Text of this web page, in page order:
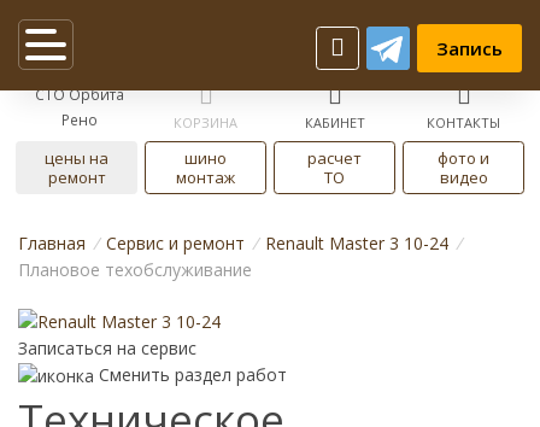
Запись
СТО Орбита
Рено
КОРЗИНА КАБИНЕТ КОНТАКТЫ
цены на
ремонт
шино
монтаж
расчет
ТО
фото и
видео
Главная / Cервис и ремонт / Renault Master 3 10-24 /
Плановое техобслуживание
Записаться на сервис
Сменить раздел работ